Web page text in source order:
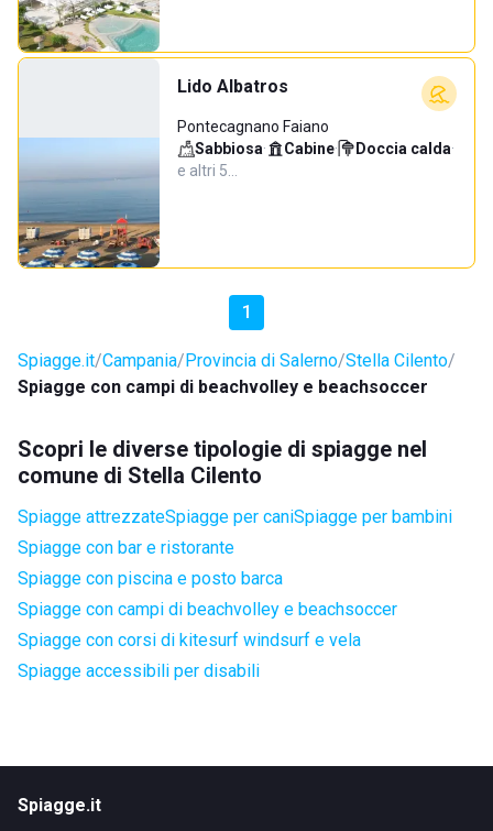
Lido Albatros
Pontecagnano Faiano
Sabbiosa· Cabine· Doccia calda·
e altri 5…
1
Spiagge.it Campania Provincia di Salerno Stella Cilento
Spiagge con campi di beachvolley e beachsoccer
Scopri le diverse tipologie di spiagge nel
comune di Stella Cilento
Spiagge attrezzateSpiagge per caniSpiagge per bambini
Spiagge con bar e ristorante
Spiagge con piscina e posto barca
Spiagge con campi di beachvolley e beachsoccer
Spiagge con corsi di kitesurf windsurf e vela
Spiagge accessibili per disabili
Spiagge.it